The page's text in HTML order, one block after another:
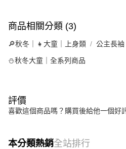
商品相關分類 (3)
🔎秋冬｜👧大童｜上身類 公主長袖
⛄秋冬大童｜全系列商品
評價
喜歡這個商品嗎？購買後給他一個好
本分類熱銷全站排行